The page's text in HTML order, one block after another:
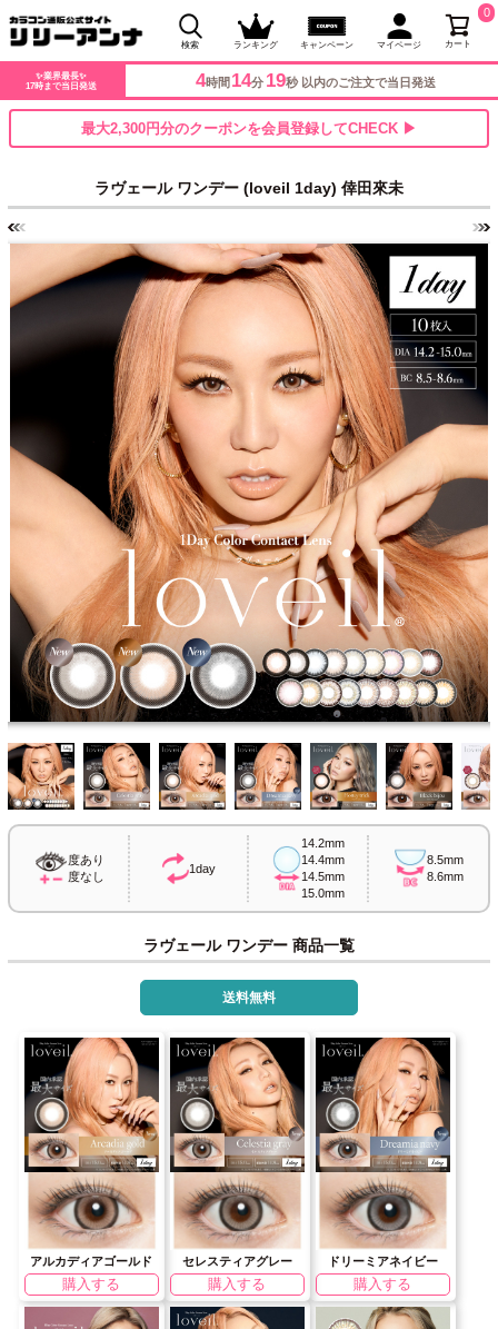
検索 ランキング キャンペーン マイページ カート
0
✨業界最長✨
17時まで当日発送
4時間 14分 15秒 以内のご注文で当日発送
最大2,300円分のクーポンを会員登録してCHECK ▶
ラヴェール ワンデー (loveil 1day) 倖田來未
度あり
度なし
1day
14.2mm
14.4mm
14.5mm
15.0mm
8.5mm
8.6mm
ラヴェール ワンデー 商品一覧
送料無料
アルカディアゴールド
購入する
セレスティアグレー
購入する
ドリーミアネイビー
購入する